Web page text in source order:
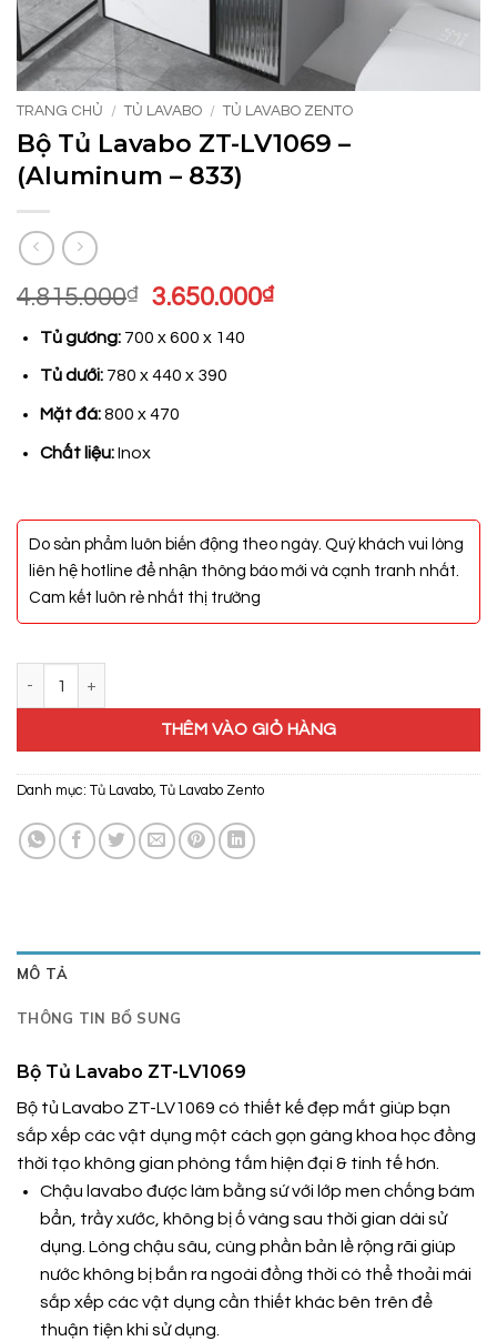
TRANG CHỦ / TỦ LAVABO / TỦ LAVABO ZENTO
Bộ Tủ Lavabo ZT-LV1069 –
(Aluminum – 833)
4.815.000₫
Giá
là:
4.815.000₫.
3.650.000₫Giá
Tủ gương:700 x 600 x 140
Tủ dưới: 780 x 440 x 390
Mặt đá:800 x 470
Chất liệu:Inox
Do sản phẩm luôn biến động theo ngày. Quý khách vui lòng
liên hệ hotline để nhận thông báo mới và cạnh tranh nhất.
Cam kết luôn rẻ nhất thị trường
THÊM VÀO GIỎ HÀNG
Danh mục: Tủ Lavabo, Tủ Lavabo Zento
MÔ TẢ
THÔNG TIN BỔ SUNG
Bộ Tủ Lavabo ZT-LV1069
Bộ tủ Lavabo ZT-LV1069 có thiết kế đẹp mắt giúp bạn
sắp xếp các vật dụng một cách gọn gàng khoa học đồng
thời tạo không gian phòng tắm hiện đại & tinh tế hơn.
Chậu lavabo được làm bằng sứ với lớp men chống bám
bẩn, trầy xước, không bị ố vàng sau thời gian dài sử
dụng. Lòng chậu sâu, cùng phần bản lề rộng rãi giúp
nước không bị bắn ra ngoài đồng thời có thể thoải mái
sắp xếp các vật dụng cần thiết khác bên trên để
thuận tiện khi sử dụng.